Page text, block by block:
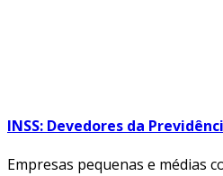
INSS: Devedores da
Empresas pequenas e médias